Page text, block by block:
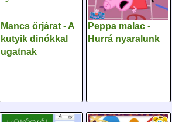
Mancs őrjárat - A
kutyik dinókkal
ugatnak
Peppa malac -
Hurrá nyaralunk